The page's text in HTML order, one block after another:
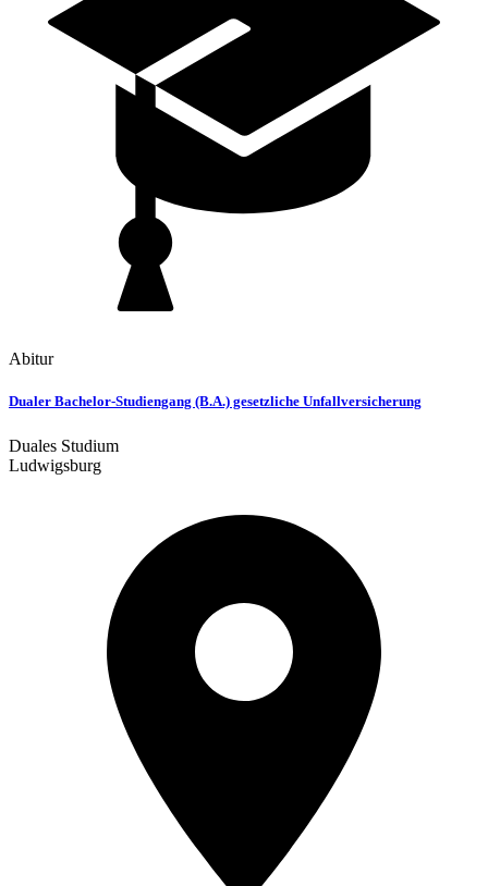
Abitur
Dualer Bachelor-Studiengang (B.A.) gesetzliche Unfallversicherung
Duales Studium
Ludwigsburg